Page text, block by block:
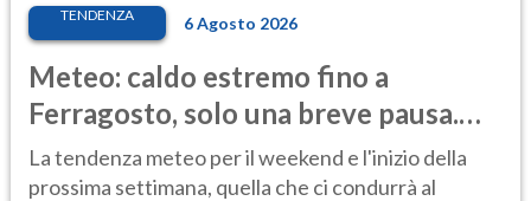
TENDENZA 6 Agosto 2026
Meteo: caldo estremo fino a
Ferragosto, solo una breve pausa.
Ecco dove
La tendenza meteo per il weekend e l'inizio della
prossima settimana, quella che ci condurrà al